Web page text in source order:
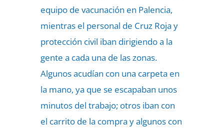
equipo de vacunación en Palencia,
mientras el personal de Cruz Roja y
protección civil iban dirigiendo a la
gente a cada una de las zonas.
Algunos acudían con una carpeta en
la mano, ya que se escapaban unos
minutos del trabajo; otros iban con
el carrito de la compra y algunos con